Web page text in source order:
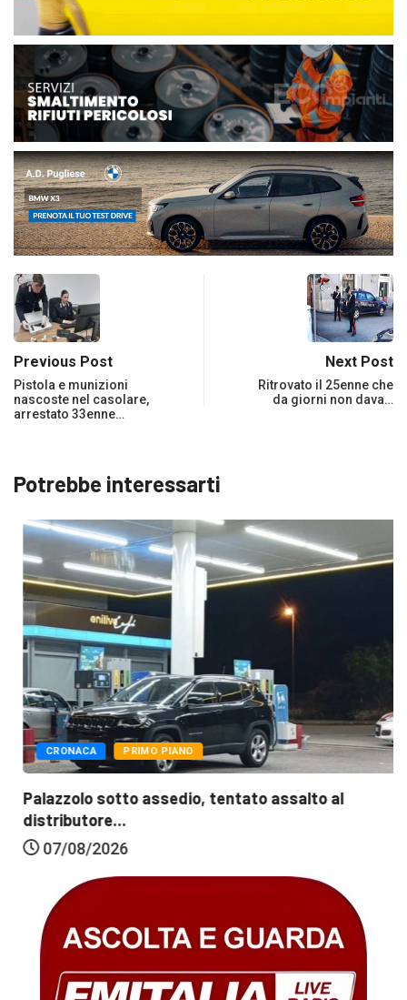
Previous Post
Pistola e munizioni
nascoste nel casolare,
arrestato 33enne…
Next Post
Ritrovato il 25enne che
da giorni non dava…
Potrebbe interessarti
CRONACA PRIMO PIANO
Palazzolo sotto assedio, tentato assalto al
distributore...
07/08/2026